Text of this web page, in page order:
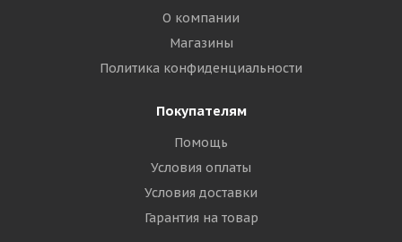
О компании
Магазины
Политика конфиденциальности
Покупателям
Помощь
Условия оплаты
Условия доставки
Гарантия на товар